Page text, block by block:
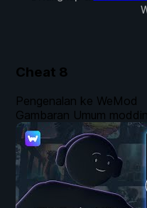
Cheat 8
Pengenalan ke WeMod
Gambaran Umum